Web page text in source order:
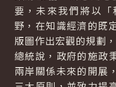
要，未來我們將以
野，在知識經濟的既
版圖作出宏觀的規劃
總統說，政府的施政
兩岸關係未來的開展